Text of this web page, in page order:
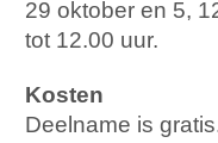
29 oktober en 5,
tot 12.00 uur.
Kosten
Deelname is